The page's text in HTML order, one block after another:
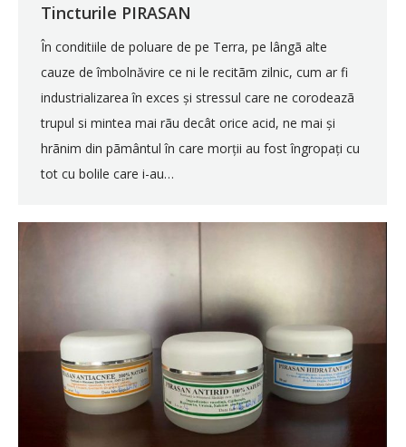
Tincturile PIRASAN
În conditiile de poluare de pe Terra, pe lângã alte
cauze de îmbolnăvire ce ni le recitãm zilnic, cum ar fi
industrializarea în exces și stressul care ne corodeazã
trupul si mintea mai rãu decât orice acid, ne mai și
hrãnim din pãmântul în care morții au fost îngropați cu
tot cu bolile care i-au…